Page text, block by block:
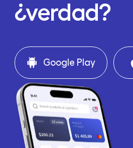
¿verdad?
Google Play